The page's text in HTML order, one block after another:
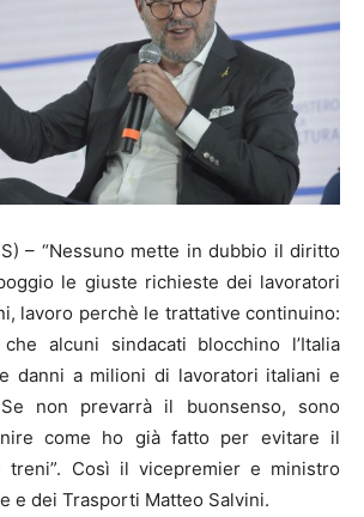
– “Nessuno mette in dubbio il diritto
le giuste richieste dei lavoratori
lavoro perchè le trattative continuino:
alcuni sindacati blocchino l’Italia
danni a milioni di lavoratori italiani e
non prevarrà il buonsenso, sono
come ho già fatto per evitare il
treni”. Così il vicepremier e ministro
e dei Trasporti Matteo Salvini.